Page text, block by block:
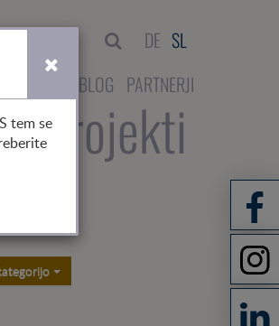
projekti
BLOG PARTNERJI
iščiDE SL
tem se